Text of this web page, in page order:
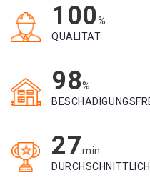
100%
QUALITÄT
98%
27min